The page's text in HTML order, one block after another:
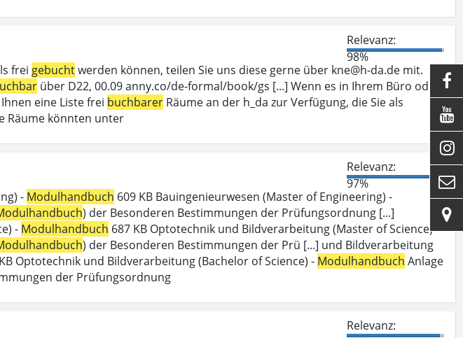
Relevanz:
98%
frei gebuchtwerden können, teilen Sie uns diese gerne über kne@h-da.de mit.
über D22, 00.09 anny.co/de-formal/book/gs [...] Wenn es in Ihrem Büro oder
eine Liste frei buchbarer Räume an der h_da zur Verfügung, die Sie als
Räume könnten unter
Relevanz:
97%
- Modulhandbuch 609 KB Bauingenieurwesen (Master of Engineering) -
) der Besonderen Bestimmungen der Prüfungsordnung [...]
- Modulhandbuch 687 KB Optotechnik und Bildverarbeitung (Master of Science) -
) der Besonderen Bestimmungen der Prü [...] und Bildverarbeitung
Optotechnik und Bildverarbeitung (Bachelor of Science) - Modulhandbuch Anlage
der Prüfungsordnung
Relevanz:




